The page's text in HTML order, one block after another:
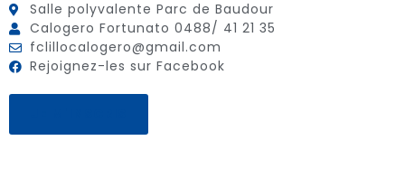
Salle polyvalente Parc de Baudour
Calogero Fortunato 0488/ 41 21 35
fclillocalogero@gmail.com
Rejoignez-les sur Facebook